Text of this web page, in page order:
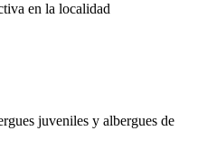
en la localidad
juveniles y albergues de